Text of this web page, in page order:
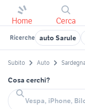
Home Cerca
Ricerche auto Sarule
Subito Auto
Cosa cerchi?